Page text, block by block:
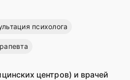
психолога
центров) и врачей